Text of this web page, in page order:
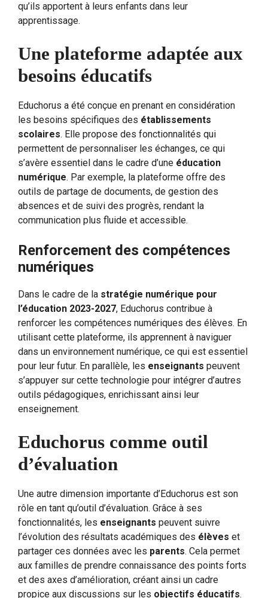
qu’ils apportent à leurs enfants dans leur
apprentissage.
Une plateforme adaptée aux
besoins éducatifs
Educhorus a été conçue en prenant en considération
les besoins spécifiques des établissements
scolaires. Elle propose des fonctionnalités qui
permettent de personnaliser les échanges, ce qui
s’avère essentiel dans le cadre d’une éducation
numérique. Par exemple, la plateforme offre des
outils de partage de documents, de gestion des
absences et de suivi des progrès, rendant la
communication plus fluide et accessible.
Renforcement des compétences
numériques
Dans le cadre de la stratégie numérique pour
l’éducation 2023-2027, Educhorus contribue à
renforcer les compétences numériques des élèves. En
utilisant cette plateforme, ils apprennent à naviguer
dans un environnement numérique, ce qui est essentiel
pour leur futur. En parallèle, les enseignants peuvent
s’appuyer sur cette technologie pour intégrer d’autres
outils pédagogiques, enrichissant ainsi leur
enseignement.
Educhorus comme outil
d’évaluation
Une autre dimension importante d’Educhorus est son
rôle en tant qu’outil d’évaluation. Grâce à ses
fonctionnalités, les enseignants peuvent suivre
l’évolution des résultats académiques des élèves et
partager ces données avec les parents. Cela permet
aux familles de prendre connaissance des points forts
et des axes d’amélioration, créant ainsi un cadre
propice aux discussions sur les objectifs éducatifs.